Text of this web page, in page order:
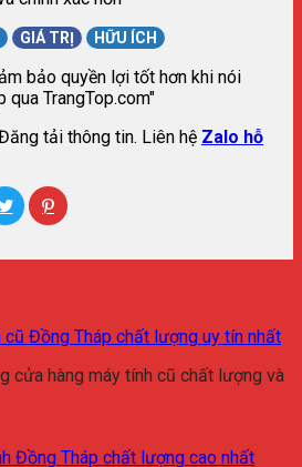
GIÁ TRỊ HỮU ÍCH
bảo quyền lợi tốt hơn khi nói
qua TrangTop.com"
tải thông tin. Liên hệ Zalo hỗ
cũ Đồng Tháp chất lượng uy tín nhất
cửa hàng máy tính cũ chất lượng và
Đồng Tháp chất lượng cao nhất